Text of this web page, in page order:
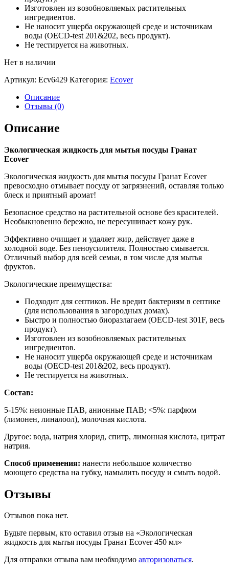
Изготовлен из возобновляемых растительных
ингредиентов.
Не наносит ущерба окружающей среде и источникам
воды (OECD-test 201&202, весь продукт).
Не тестируется на животных.
Нет в наличии
Артикул: Ecv6429 Категория: Ecover
Описание
Отзывы (0)
Описание
Экологическая жидкость для мытья посуды Гранат
Ecover
Экологическая жидкость для мытья посуды Гранат Ecover
превосходно отмывает посуду от загрязнений, оставляя только
блеск и приятный аромат!
Безопасное средство на растительной основе без красителей.
Необыкновенно бережно, не пересушивает кожу рук.
Эффективно очищает и удаляет жир, действует даже в
холодной воде. Без пеноусилителя. Полностью смывается.
Отличный выбор для всей семьи, в том числе для мытья
фруктов.
Экологические преимущества:
Подходит для септиков. Не вредит бактериям в септике
(для использования в загородных домах).
Быстро и полностью биоразлагаем (OECD-test 301F, весь
продукт).
Изготовлен из возобновляемых растительных
ингредиентов.
Не наносит ущерба окружающей среде и источникам
воды (OECD-test 201&202, весь продукт).
Не тестируется на животных.
Состав:
5-15%: неионные ПАВ, анионные ПАВ; <5%: парфюм
(лимонен, линалоол), молочная кислота.
Другое: вода, натрия хлорид, спитр, лимонная кислота, цитрат
натрия.
Способ применения: нанести небольшое количество
моющего средства на губку, намылить посуду и смыть водой.
Отзывы
Отзывов пока нет.
Будьте первым, кто оставил отзыв на «Экологическая
жидкость для мытья посуды Гранат Ecover 450 мл»
Для отправки отзыва вам необходимо авторизоваться.